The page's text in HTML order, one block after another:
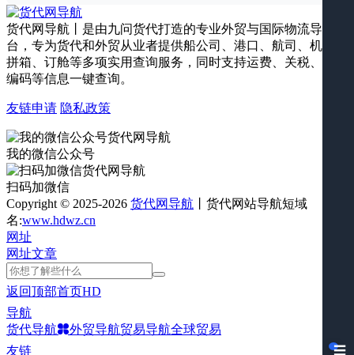
☰
货代网导航丨是由九问货代打造的专业外贸与国际物流导航平
台，专为货代和外贸从业者提供船公司、港口、航司、机场、
拼箱、订舱等多项实用查询服务，同时支持运费、关税、海关
编码等信息一键查询。
友链申请 隐私政策
我的微信公众号
扫码加微信
Copyright © 2025-2026 货代网导航 丨货代网站导航短域
名:www.hdwz.cn
网址
网址文章
返回顶部首页HD
导航
货代导航
外贸导航贸易导航全球贸易
友链